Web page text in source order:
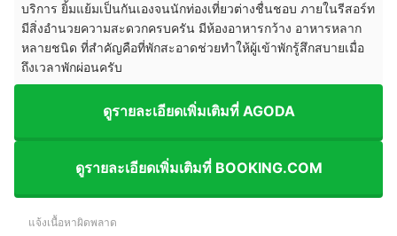
บริการ ยิ้มแย้มเป็นกันเองจนนักท่องเที่ยวต่างชื่นชอบ ภายในรีสอร์ท
มีสิ่งอำนวยความสะดวกครบครัน มีห้องอาหารกว้าง อาหารหลาก
หลายชนิด ที่สำคัญคือที่พักสะอาดช่วยทำให้ผู้เข้าพักรู้สึกสบายเมื่อ
ถึงเวลาพักผ่อนครับ
ดูรายละเอียดเพิ่มเติมที่ AGODA
ดูรายละเอียดเพิ่มเติมที่ BOOKING.COM
แจ้งเนื้อหาผิดพลาด